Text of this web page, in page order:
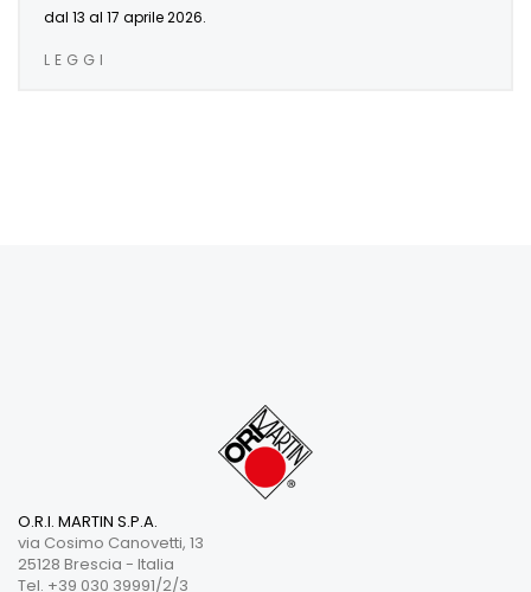
dal 13 al 17 aprile 2026.
LEGGI
O.R.I. MARTIN S.P.A.
via Cosimo Canovetti, 13
25128 Brescia - Italia
Tel. +39 030 39991/2/3